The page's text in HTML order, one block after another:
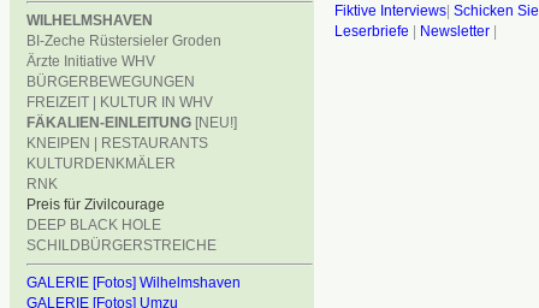
WILHELMSHAVEN
BI-Zeche Rüstersieler Groden
Ärzte Initiative WHV
BÜRGERBEWEGUNGEN
FREIZEIT | KULTUR IN WHV
FÄKALIEN-EINLEITUNG [NEU!]
KNEIPEN | RESTAURANTS
KULTURDENKMÄLER
RNK
Preis für Zivilcourage
DEEP BLACK HOLE
SCHILDBÜRGERSTREICHE
GALERIE [Fotos] Wilhelmshaven
GALERIE [Fotos] Umzu
Fiktive Interviews| Schicken
Leserbriefe | Newsletter|